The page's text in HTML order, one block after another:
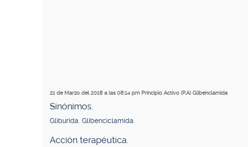
21 de Marzo del 2018 a las 08:14 pm Principio Activo (P.A) Glibenclamida
Sinónimos.
Gliburida. Glibenciclamida.
Acción terapéutica.